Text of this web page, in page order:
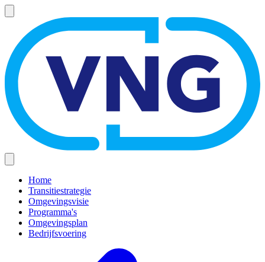
Overslaan
en
inhoud
gaan
Hoofdnavigatie
(mobiel)
Home
Transitiestrategie
Omgevingsvisie
Programma's
Omgevingsplan
Bedrijfsvoering